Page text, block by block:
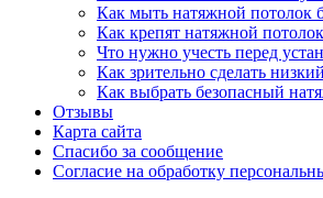
Как мыть натяжной потолок
Как крепят натяжной потолок
Что нужно учесть перед
Как зрительно сделать
Как выбрать безопасный
Отзывы
Карта сайта
Спасибо за сообщение
Согласие на обработку